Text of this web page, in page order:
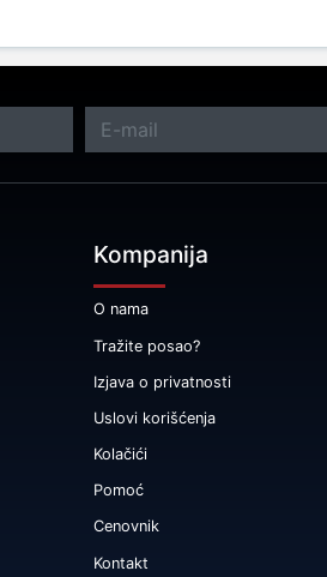
Kompanija
O nama
Tražite posao?
Izjava o privatnosti
Uslovi korišćenja
Kolačići
Pomoć
Cenovnik
Kontakt